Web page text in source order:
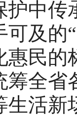
护中传
及的
民的
筹全省
生活新